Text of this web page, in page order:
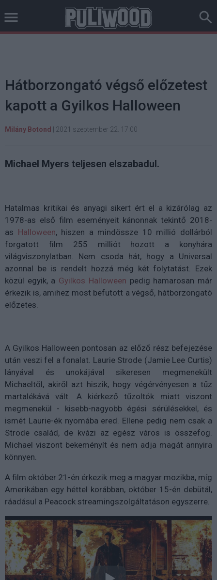
Hátborzongató végső előzetest
kapott a Gyilkos Halloween
Milány Botond 2021 szeptember 22. 17:00
Michael Myers teljesen elszabadul.
Hatalmas kritikai és anyagi sikert ért el a kizárólag az
1978-as első film eseményeit kánonnak tekintő 2018-
as Halloween, hiszen a mindössze 10 millió dollárból
forgatott film 255 milliót hozott a konyhára
világviszonylatban. Nem csoda hát, hogy a Universal
azonnal be is rendelt hozzá még két folytatást. Ezek
közül egyik, a Gyilkos Halloween pedig hamarosan már
érkezik is, amihez most befutott a végső, hátborzongató
előzetes.
A Gyilkos Halloween pontosan az előző rész befejezése
után veszi fel a fonalat. Laurie Strode (Jamie Lee Curtis)
lányával és unokájával sikeresen megmenekült
Michaeltől, akiről azt hiszik, hogy végérvényesen a tűz
martalékává vált. A kiérkező tűzoltók miatt viszont
megmenekül - kisebb-nagyobb égési sérülésekkel, és
ismét Laurie-ék nyomába ered. Ellene pedig nem csak a
Strode család, de kvázi az egész város is összefog.
Michael viszont bekeményít és nem adja magát annyira
könnyen.
A film október 21-én érkezik meg a magyar mozikba, míg
Amerikában egy héttel korábban, október 15-én debütál,
ráadásul a Peacock streamingszolgáltatáson egyszerre.